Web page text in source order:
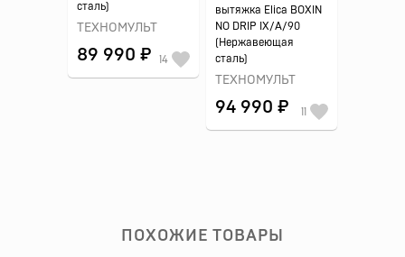
сталь)
ТЕХНОМУЛЬТ
89 990 ₽ 14
вытяжка Elica BOXIN
NO DRIP IX/A/90
(Нержавеющая
сталь)
ТЕХНОМУЛЬТ
94 990 ₽ 11
ПОХОЖИЕ ТОВАРЫ